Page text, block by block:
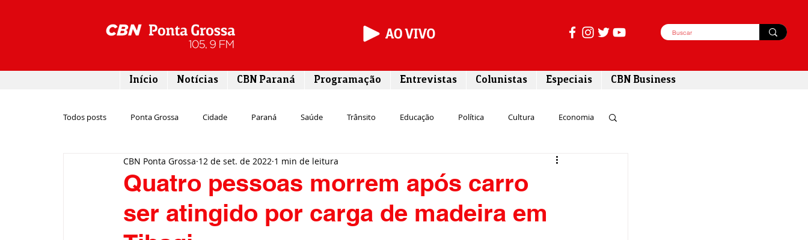
Início Notícias CBN Paraná Programação Entrevistas Colunistas Especiais CBN Business
Todos posts Ponta Grossa Cidade Paraná Saúde Trânsito Educação Política Cultura Economia
Emprego Campos Gerais Segurança Entrevista
Rodovias Agronegócio Meio ambiente Comunicação Empreendedorismo Sustentabilidade
Quatro pessoas morrem após carro
ser atingido por carga de madeira em
CBN Ponta Grossa 12 de set. de 2022 1 min de leitura